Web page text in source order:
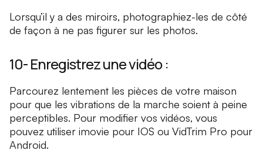
Lorsqu’il y a des miroirs, photographiez-les de côté
de façon à ne pas figurer sur les photos.
10- Enregistrez une vidéo :
Parcourez lentement les pièces de votre maison
pour que les vibrations de la marche soient à peine
perceptibles. Pour modifier vos vidéos, vous
pouvez utiliser imovie pour IOS ou VidTrim Pro pour
Android.